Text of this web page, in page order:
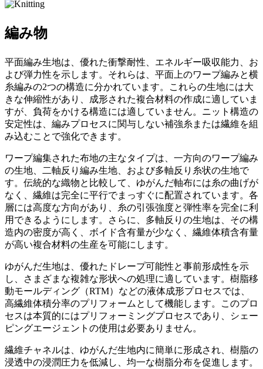
編み物
平面編み生地は、優れた衝撃耐性、エネルギー吸収能力、お
よび弾力性を示します。それらは、平面上のワープ編みと横
糸編みの2つの構造に分かれています。これらの生地には大
きな伸縮性があり、成形された複合材料の作成に適していま
すが、負荷をかける構造には適していません。ニット構造の
安定性は、編みプロセスに関与しない補強糸または繊維を組
み込むことで強化できます。
ワープ編集された布地の主なタイプは、一方向のワープ編み
の生地、二軸反り編み生地、および多軸反り糸状の生地で
す。伝統的な織物と比較して、ゆがんだ軸布には糸の曲げが
なく、繊維は完全に平行でまっすぐに配置されています。各
層には高度な方向があり、糸の引張強度と弾性率を完全に利
用できるようにします。さらに、多軸反りの生地は、その構
造内の密度が高く、ボイド含有量が少なく、繊維体積含有量
が高い複合材料の生産を可能にします。
ゆがんだ生地は、優れたドレープ可能性と事前形成性を示
し、さまざまな複雑な形状への処理に適しています。樹脂移
動モールディング（RTM）などの液体成形プロセスでは、
高繊維体積分率のプリフォームとして機能します。このプロ
セスは本質的にはプリフォーミングプロセスであり、シェー
ピングエージェントの使用は必要ありません。
繊維チャネルは、ゆがんだ生地内に簡単に形成され、樹脂の
浸透中の浸潤圧力を低減し、均一な樹脂分布を促進します。